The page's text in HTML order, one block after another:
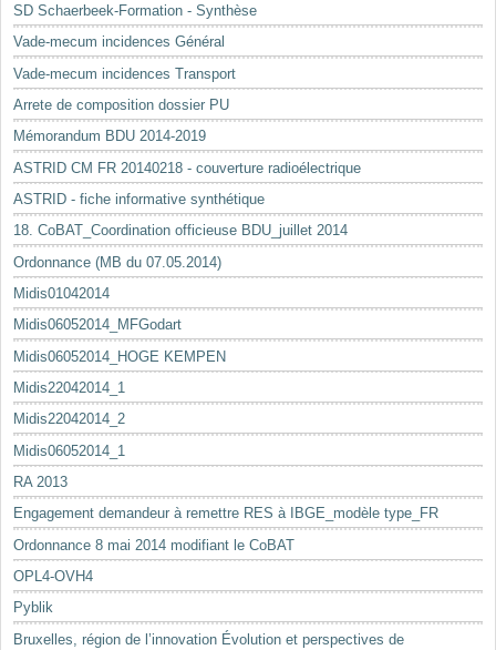
SD Schaerbeek-Formation - Synthèse
Vade-mecum incidences Général
Vade-mecum incidences Transport
Arrete de composition dossier PU
Mémorandum BDU 2014-2019
ASTRID CM FR 20140218 - couverture radioélectrique
ASTRID - fiche informative synthétique
18. CoBAT_Coordination officieuse BDU_juillet 2014
Ordonnance (MB du 07.05.2014)
Midis01042014
Midis06052014_MFGodart
Midis06052014_HOGE KEMPEN
Midis22042014_1
Midis22042014_2
Midis06052014_1
RA 2013
Engagement demandeur à remettre RES à IBGE_modèle type_FR
Ordonnance 8 mai 2014 modifiant le CoBAT
OPL4-OVH4
Pyblik
Bruxelles, région de l’innovation Évolution et perspectives de